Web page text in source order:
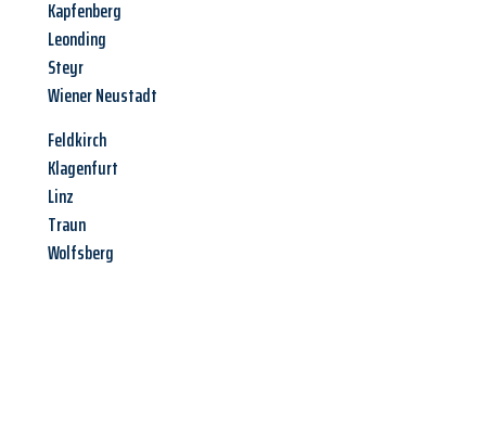
Kapfenberg
Leonding
Steyr
Wiener Neustadt
Feldkirch
Klagenfurt
Linz
Traun
Wolfsberg